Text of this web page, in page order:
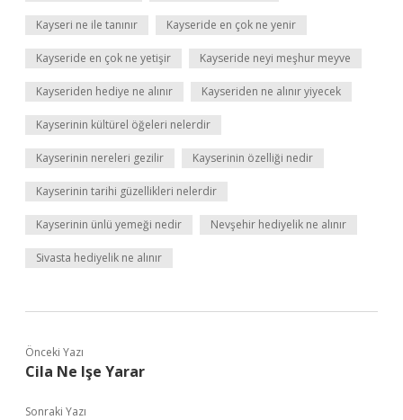
Kayseri ne ile tanınır Kayseride en çok ne yenir
Kayseride en çok ne yetişir Kayseride neyi meşhur meyve
Kayseriden hediye ne alınır Kayseriden ne alınır yiyecek
Kayserinin kültürel öğeleri nelerdir
Kayserinin nereleri gezilir Kayserinin özelliği nedir
Kayserinin tarihi güzellikleri nelerdir
Kayserinin ünlü yemeği nedir Nevşehir hediyelik ne alınır
Sivasta hediyelik ne alınır
Önceki Yazı
Cila Ne Işe Yarar
Sonraki Yazı